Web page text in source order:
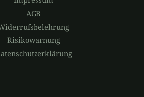
AGB
Risikowarnung